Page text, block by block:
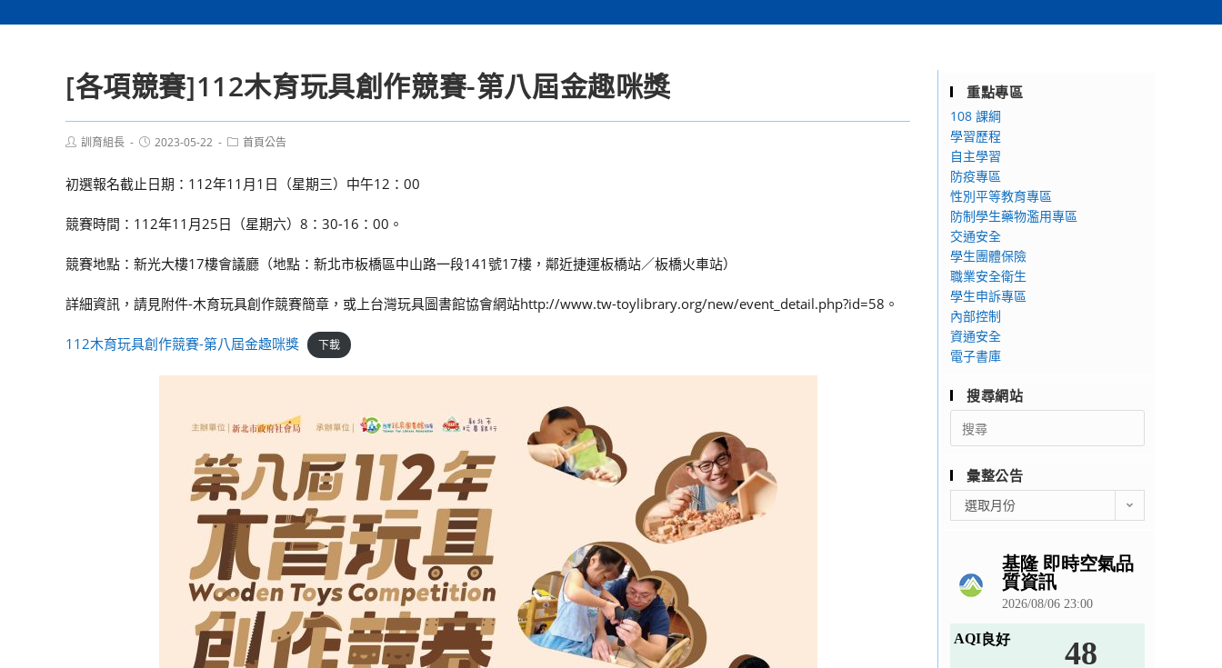
[各項競賽]112木育玩具創作競賽-第八屆金趣咪獎
Post訓育組長
Post2023-05-22
Post首頁公告
初選報名截止日期：112年11月1日（星期三）中午12：00
競賽時間：112年11月25日（星期六）8：30-16：00。
競賽地點：新光大樓17樓會議廳（地點：新北市板橋區中山路一段141號17樓，鄰近捷運板橋站／板橋火車站）
詳細資訊，請見附件-木育玩具創作競賽簡章，或上台灣玩具圖書館協會網站http://www.tw-toylibrary.org/new/event_detail.php?id=58。
112木育玩具創作競賽-第八屆金趣咪獎 下載
重點專區
108 課綱
學習歷程
自主學習
防疫專區
性別平等教育專區
防制學生藥物濫用專區
交通安全
學生團體保險
職業安全衛生
學生申訴專區
內部控制
資通安全
電子書庫
搜尋網站
Search
for:
彙整公告
整
選取月份